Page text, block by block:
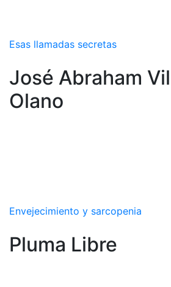
Esas llamadas secretas
José Abraham
Olano
Envejecimiento y sarcopenia
Pluma Libre